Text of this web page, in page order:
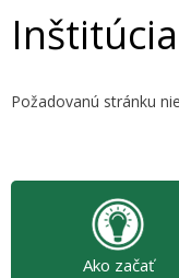
Inštitúcia
Požadovanú stránku
Ako začať